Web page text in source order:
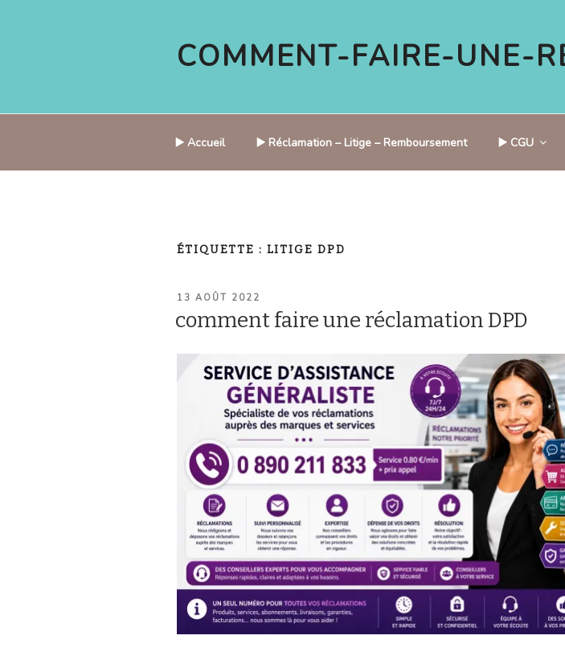
COMMENT-FAIRE-UNE-
▶️ Accueil ▶️ Réclamation – Litige – Remboursement ▶️ CGU
ÉTIQUETTE : LITIGE DPD
PUBLIÉ
13 AOÛT 2022
comment faire une réclamation DPD